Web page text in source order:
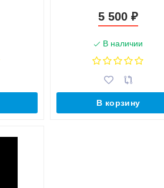
5 500₽
В наличии
В корзину